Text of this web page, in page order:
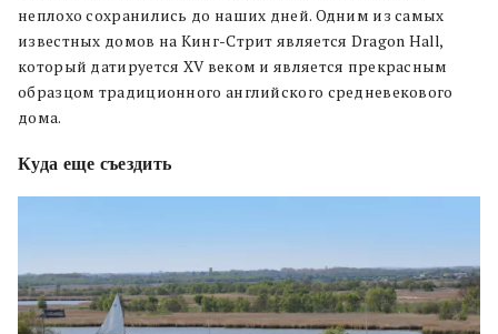
неплохо сохранились до наших дней. Одним из самых
известных домов на Кинг-Стрит является Dragon Hall,
который датируется XV веком и является прекрасным
образцом традиционного английского средневекового
дома.
Куда еще съездить